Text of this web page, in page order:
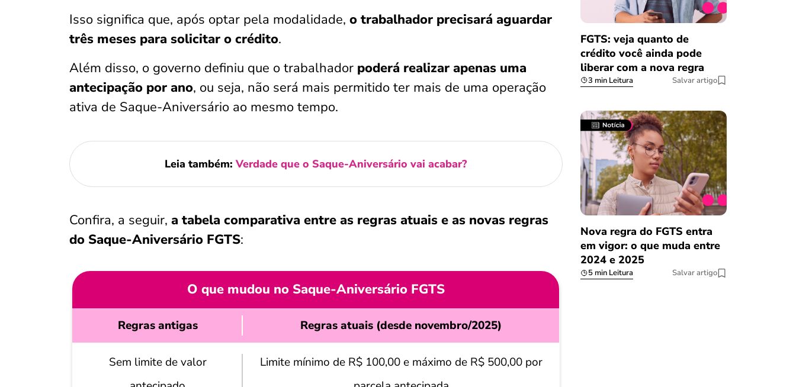
Isso significa que, após optar pela modalidade, o trabalhador precisará aguardar
três meses para solicitar o crédito.
Além disso, o governo definiu que o trabalhador poderá realizar apenas uma
antecipação por ano, ou seja, não será mais permitido ter mais de uma operação
ativa de Saque-Aniversário ao mesmo tempo.
Leia também:Verdade que o Saque-Aniversário vai acabar?
Confira, a seguir, a tabela comparativa entre as regras atuais e as novas regras
do Saque-Aniversário FGTS:
O que mudou no Saque-Aniversário FGTS
Regras antigas Regras atuais (desde novembro/2025)
Sem limite de valor
Limite mínimo de R$ 100,00 e máximo de R$ 500,00 por
FGTS: veja quanto de
crédito você ainda pode
liberar com a nova regra
3 min Leitura Salvar artigo
Nova regra do FGTS entra
em vigor: o que muda entre
2024 e 2025
5 min Leitura Salvar artigo